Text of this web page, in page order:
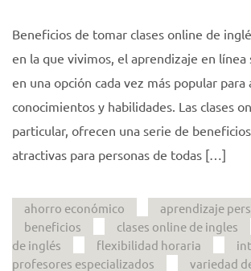
Beneficios de tomar clases online de
en la que vivimos, el aprendizaje en línea
en una opción cada vez más popular
conocimientos y habilidades. Las clases
particular, ofrecen una serie de
atractivas para personas de todas […]
ahorro económico
aprendizaje
beneficios
clases online de ingles
de inglés
flexibilidad horaria
profesores especializados
variedad